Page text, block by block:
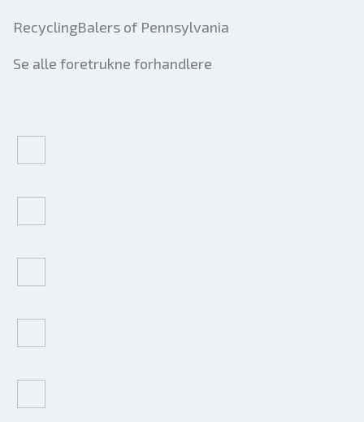
RecyclingBalers of Pennsylvania
Se alle foretrukne forhandlere